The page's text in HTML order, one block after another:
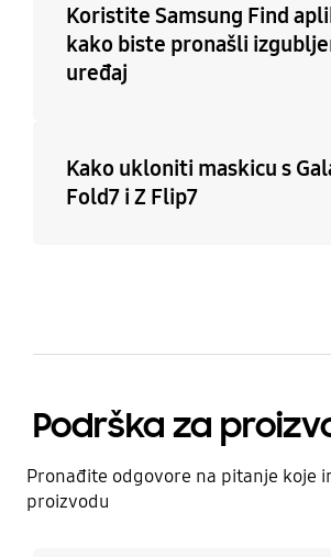
Koristite Samsung Find
kako biste pronašli
uređaj
Kako ukloniti maskicu s
Fold7 i Z Flip7
Podrška za
Pronađite odgovore na pitanje koje
proizvodu